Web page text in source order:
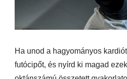
Ha unod a hagyományos
futócipőt, és nyírd ki magad